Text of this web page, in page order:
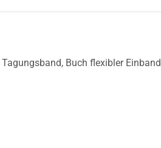
Tagungsband, Buch flexibler Einband